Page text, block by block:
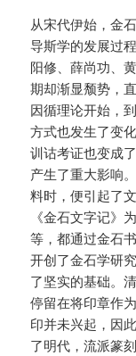
从宋代伊始，金
导斯学的发展过
阳修、薛尚功、
期却渐显颓势，
因循理论开始，
方式也发生了变
训诂考证也变成
产生了重大影响
料时，便引起了
《金石文字记》
等，都通过金石
开创了金石学研
了坚实的基础。
停留在将印章作
印并未兴起，因
了明代，流派篆